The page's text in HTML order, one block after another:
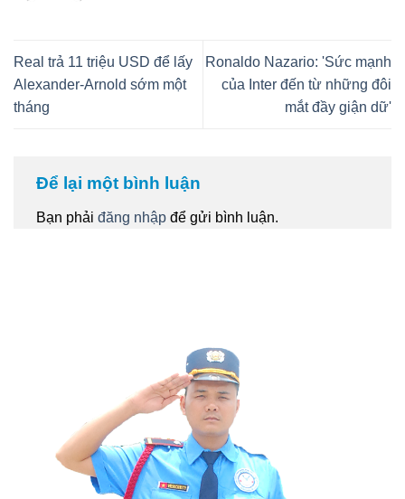
Real trả 11 triệu USD để lấy
Alexander-Arnold sớm một
tháng
Ronaldo Nazario: 'Sức mạnh
của Inter đến từ những đôi
mắt đầy giận dữ'
Để lại một bình luận
Bạn phải đăng nhập để gửi bình luận.